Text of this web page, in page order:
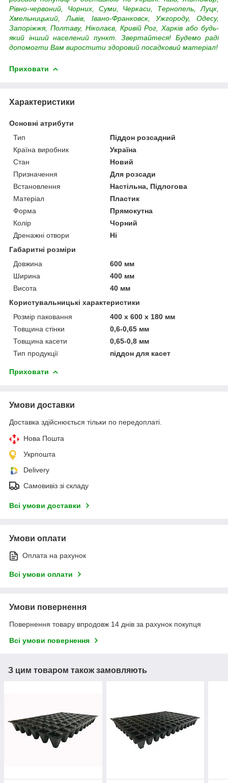
Рівно-червоний, Чорних, Суми, Черкаси, Тернопель, Луцк,
Хмельницький, Львів, Івано-Франковск, Ужгороду, Одесу,
Запоріжжя, Полтаву, Ніколаєв, Кривій Рог, Харків або будь-
який інший населений пункт. Звертайтеся! Будемо раді
допомогти Вам виростити здоровий посадковий матеріал!
Приховати
Характеристики
Основні атрибути
Тип
Піддон розсадний
Країна виробник
Україна
Стан
Новий
Призначення
Для розсади
Встановлення
Настільна, Підлогова
Матеріал
Пластик
Форма
Прямокутна
Колір
Чорний
Дренажні отвори
Ні
Габаритні розміри
Довжина
600 мм
Ширина
400 мм
Висота
40 мм
Користувальницькі характеристики
Розмір паковання
400 х 600 х 180 мм
Товщина стінки
0,6-0,65 мм
Товщина касети
0,65-0,8 мм
Тип продукції
піддон для касет
Приховати
Умови доставки
Доставка здійснюється тільки по передоплаті.
Нова Пошта
Укрпошта
Delivery
Самовивіз зі складу
Всі умови доставки
Умови оплати
Оплата на рахунок
Всі умови оплати
Умови повернення
Повернення товару впродовж 14 днів за рахунок покупця
Всі умови повернення
З цим товаром також замовляють